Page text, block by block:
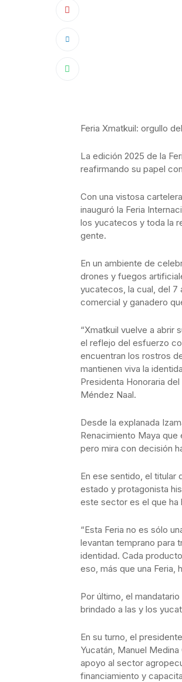
Feria Xmatkuil: orgullo
La edición 2025 de la
reafirmando su papel
Con una vistosa
inauguró la Feria
los yucatecos y toda la
gente.
En un ambiente de
drones y fuegos
yucatecos, la cual, del 7
comercial y ganadero
“Xmatkuil vuelve a abrir
el reflejo del esfuerzo
encuentran los rostros
mantienen viva la
Presidenta Honoraria
Méndez Naal.
Desde la explanada
Renacimiento Maya
pero mira con decisión
En ese sentido, el titular
estado y protagonista
este sector es el que ha
“Esta Feria no es sólo
levantan temprano para
identidad. Cada
eso, más que una Feria,
Por último, el
brindado a las y los
En su turno, el
Yucatán, Manuel
apoyo al sector
financiamiento y